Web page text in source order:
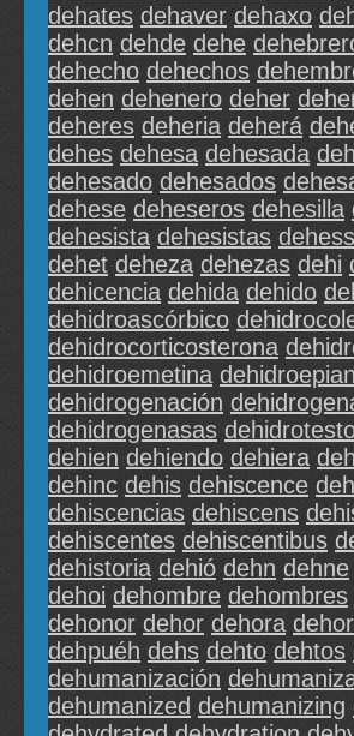
dehates dehaver dehaxo
dehcn dehde dehe
dehecho dehechos
dehen dehenero deher
deheres deheria deherá
dehes dehesa dehesada
dehesado dehesados
dehese deheseros dehesilla
dehesista dehesistas
dehet deheza dehezas dehi
dehicencia dehida dehido
dehidroascórbico
dehidrocorticosterona
dehidroemetina
dehidrogenación
dehidrogenasas
dehien dehiendo dehiera
dehinc dehis dehiscence
dehiscencias dehiscens
dehiscentes dehiscentibus
dehistoria dehió dehn dehne
dehoi dehombre dehombres
dehonor dehor dehora
dehpuéh dehs dehto dehtos
dehumanización
dehumanized dehumanizing